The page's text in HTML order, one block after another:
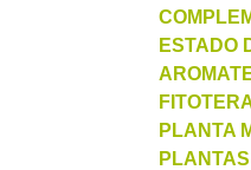
ESTADO
PLANTA
PLANTAS